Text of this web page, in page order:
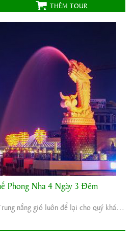
THÊM TOUR
Nội
ô tô
Phong Nha 4 Ngày 3 Đêm
Du lịch về với dải đất miền Trung nắng gió luôn để lại cho quý khách những ấn tượng sâu ...